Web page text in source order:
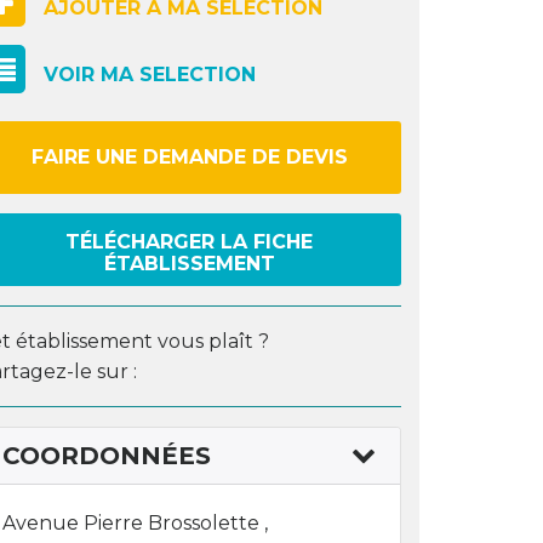
AJOUTER À MA SELECTION
VOIR MA SELECTION
FAIRE UNE DEMANDE DE DEVIS
TÉLÉCHARGER LA FICHE
ÉTABLISSEMENT
établissement vous plaît ?
le sur :
COORDONNÉES
Avenue Pierre Brossolette ,